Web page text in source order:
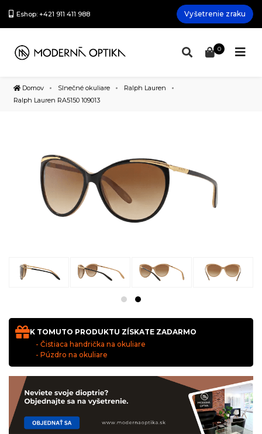
Eshop: +421 911 411 988 Vyšetrenie zraku
0
Domov Slnečné okuliare
Ralph Lauren
Ralph Lauren RA5150 109013
K TOMUTO PRODUKTU ZÍSKATE ZADARMO
- Čistiaca handrička na okuliare
- Púzdro na okuliare